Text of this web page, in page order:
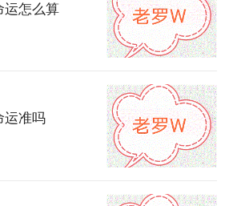
运怎么算
运准吗